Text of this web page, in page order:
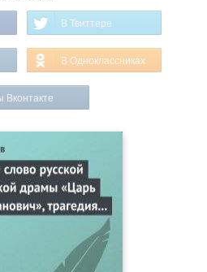
В Твиттере
В Одноклассниках
Вконтакте